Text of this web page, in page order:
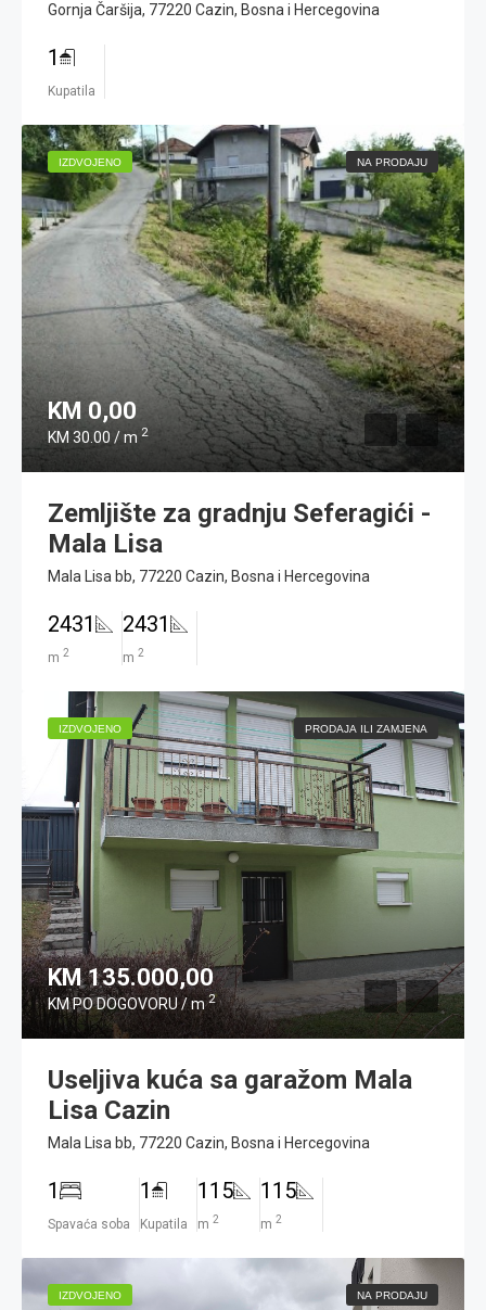
Gornja Čaršija, 77220 Cazin, Bosna i Hercegovina
1
Kupatila
IZDVOJENO NA PRODAJU
KM 0,00
KM 30.00 / m 2
Zemljište za gradnju Seferagići -
Mala Lisa
Mala Lisa bb, 77220 Cazin, Bosna i Hercegovina
2431
m 2
2431
m 2
IZDVOJENO PRODAJA ILI ZAMJENA
KM 135.000,00
KM PO DOGOVORU / m2
Useljiva kuća sa garažom Mala
Lisa Cazin
Mala Lisa bb, 77220 Cazin, Bosna i Hercegovina
1
Spavaća soba
1
Kupatila
115
m 2
115
m 2
IZDVOJENO NA PRODAJU